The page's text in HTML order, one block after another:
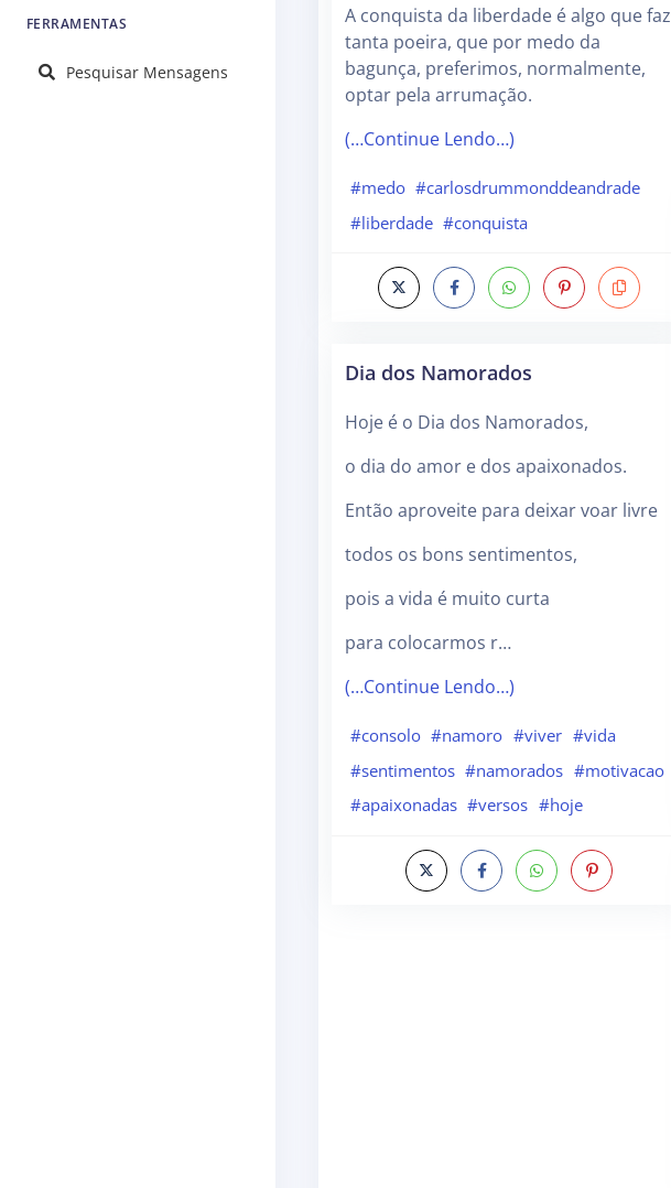
FERRAMENTAS
Pesquisar Mensagens
A conquista da liberdade é algo que faz
tanta poeira, que por medo da
bagunça, preferimos, normalmente,
optar pela arrumação.
(…Continue Lendo…)
#medo #carlosdrummonddeandrade
#liberdade #conquista
Dia dos Namorados
Hoje é o Dia dos Namorados,
o dia do amor e dos apaixonados.
Então aproveite para deixar voar livre
todos os bons sentimentos,
pois a vida é muito curta
para colocarmos r…
(…Continue Lendo…)
#consolo #namoro #viver #vida
#sentimentos #namorados #motivacao
#apaixonadas #versos #hoje